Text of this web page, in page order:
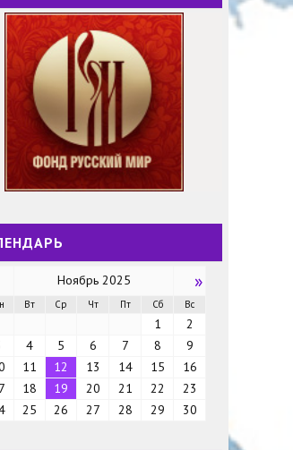
Ноябрь 2025 »
Вт Ср Чт Пт Сб Вс
1
2
4 5 6 7 8
9
11 12 13 14 15
16
18 19 20 21 22
23
25 26 27 28 29 30